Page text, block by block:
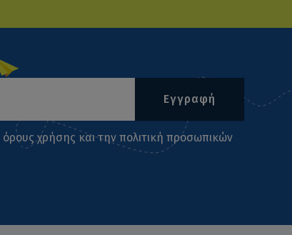
Εγγραφή
όρους χρήσης και την πολιτική προσωπικών